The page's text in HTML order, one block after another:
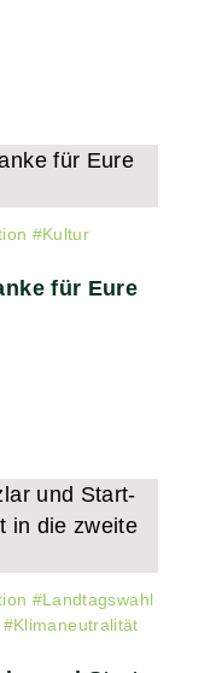
#Kultur
für Eure
#Landtagswahl
#Klimaneutralität